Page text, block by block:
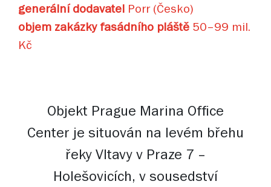
generální dodavatel Porr (Česko)
objem zakázky fasádního pláště 50–99 mil.
Kč
Objekt Prague Marina Office
Center je situován na levém břehu
řeky Vltavy v Praze 7 –
Holešovicích, v sousedství